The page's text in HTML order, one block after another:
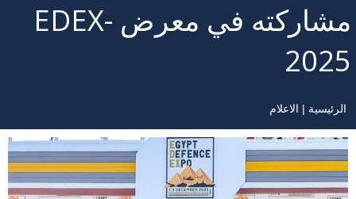
مشاركته في معرض EDEX-
2025
مسار
التنقل
الرئيسية الاعلام